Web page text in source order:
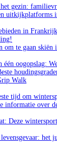
gezin:
uitkijkplatforms
in
om te gaan skiën
één oogopslag:
Walk
tijd om
informatie over
Deze
het